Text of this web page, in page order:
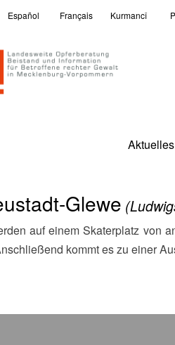
Español Français Kurmancî
Aktuelles
Glewe
kommt es zu einer